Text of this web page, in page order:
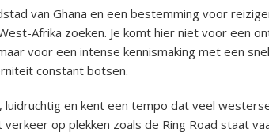
van Ghana en een bestemming voor
Afrika zoeken. Je komt hier niet voor een
voor een intense kennismaking met een
constant botsen.
luidruchtig en kent een tempo dat veel
op plekken zoals de Ring Road staat